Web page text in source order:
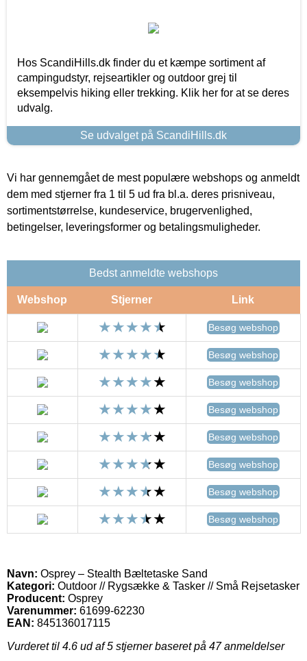
Hos ScandiHills.dk finder du et kæmpe sortiment af
campingudstyr, rejseartikler og outdoor grej til
eksempelvis hiking eller trekking. Klik her for at se deres
udvalg.
Se udvalget på ScandiHills.dk
Vi har gennemgået de mest populære webshops og anmeldt
dem med stjerner fra 1 til 5 ud fra bl.a. deres prisniveau,
sortimentstørrelse, kundeservice, brugervenlighed,
betingelser, leveringsformer og betalingsmuligheder.
Bedst anmeldte webshops
Webshop Stjerner Link
Besøg webshop
Besøg webshop
Besøg webshop
Besøg webshop
Besøg webshop
Besøg webshop
Besøg webshop
Besøg webshop
Navn: Osprey – Stealth Bæltetaske Sand
Kategori: Outdoor // Rygsække & Tasker // Små Rejsetasker
Producent: Osprey
Varenummer: 61699-62230
EAN: 845136017115
Vurderet til 4.6 ud af 5 stjerner baseret på 47anmeldelser